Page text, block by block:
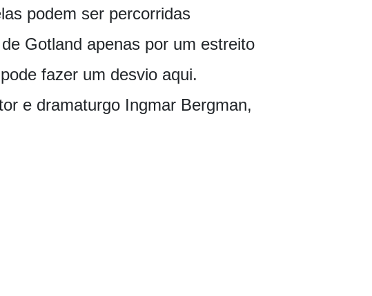
podem ser percorridas
Gotland apenas por um estreito
fazer um desvio aqui.
e dramaturgo Ingmar Bergman,